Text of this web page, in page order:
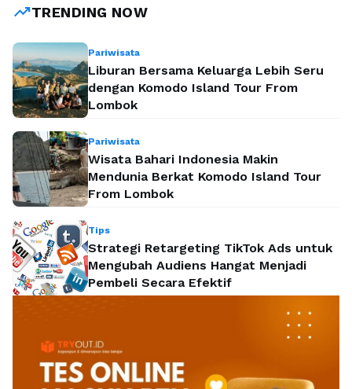
trending_upTRENDING NOW
Pariwisata
Liburan Bersama Keluarga Lebih Seru
dengan Komodo Island Tour From
Lombok
Pariwisata
Wisata Bahari Indonesia Makin
Mendunia Berkat Komodo Island Tour
From Lombok
Tips
Strategi Retargeting TikTok Ads untuk
Mengubah Audiens Hangat Menjadi
Pembeli Secara Efektif